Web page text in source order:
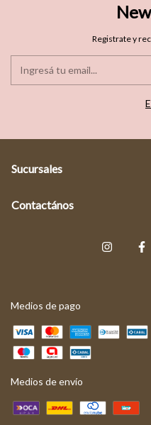
Registrate y
Sucursales
Contactános
Medios de pago
Medios de envío